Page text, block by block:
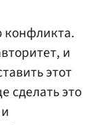
конфликта.
и
этот
сделать это